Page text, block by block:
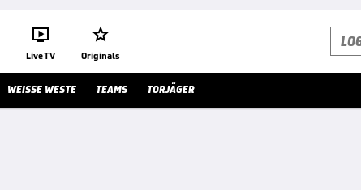

Live TV

Originals
WEISSE WESTE TEAMS TORJÄGER